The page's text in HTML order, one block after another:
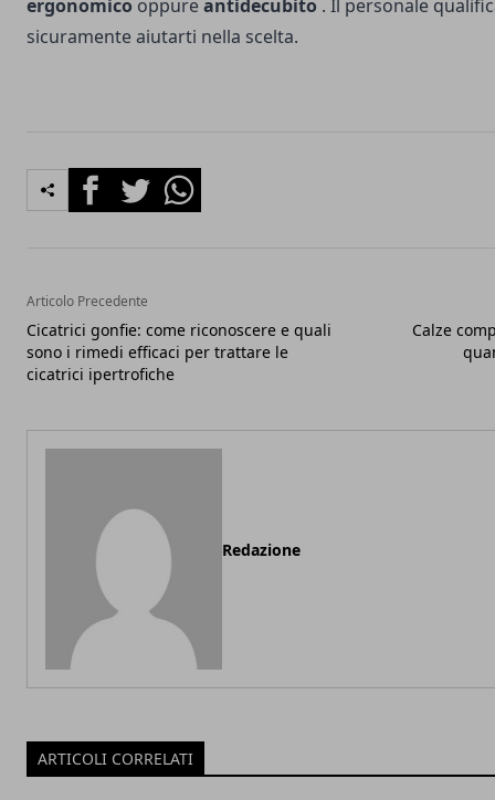
ergonomico oppureantidecubito . Il personale
sicuramente aiutarti nella scelta.
FacebookTwitterWhatsapp
Articolo Precedente
Cicatrici gonfie: come riconoscere e quali
sono i rimedi efficaci per trattare le
cicatrici ipertrofiche
Calze
Redazione
ARTICOLI CORRELATI